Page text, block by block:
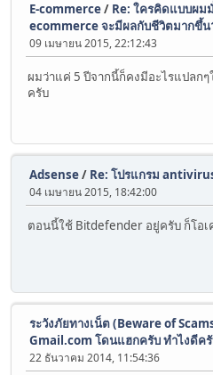
E-commerce/ Re: ใครคิดแบบผม
ecommerce จะมีผลกับชีวิตมากขึ้น
09 เมษายน 2015, 22:12:43
ผมว่าแค่ 5 ปีจากนี้ก็คงมีอะไรแปลก
ครับ
Adsense/ Re: โปรแกรม
04 เมษายน 2015, 18:42:00
ตอนนี้ใช้ Bitdefender อยู่ครับ ก็โอเ
ระวังภัยทางเน็ต (Beware of
Gmail.com โดนแฮกครับ ทำไงดีค
22 ธันวาคม 2014, 11:54:36